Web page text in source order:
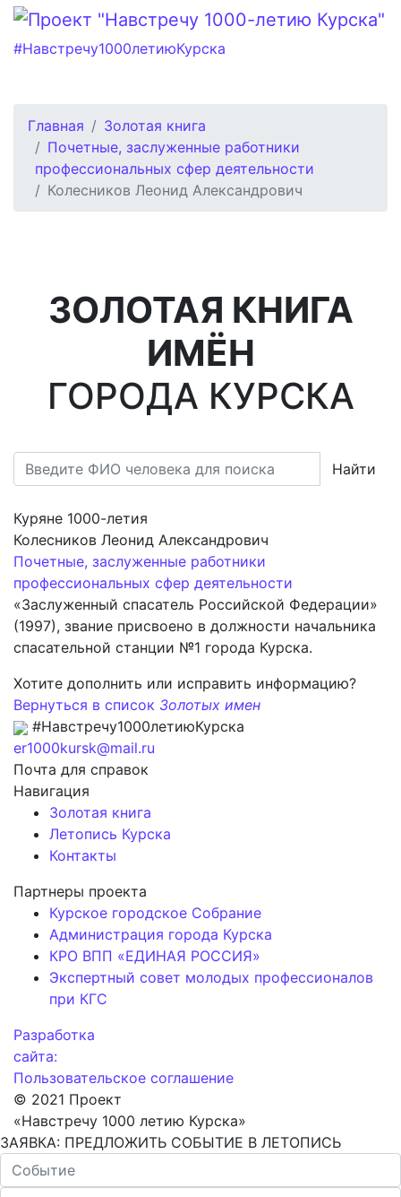
#Навстречу1000летиюКурска
Главная
Золотая книга
Почетные, заслуженные работники
профессиональных сфер деятельности
Колесников Леонид Александрович
ЗОЛОТАЯ КНИГА
ИМЁН
ГОРОДА КУРСКА
Найти
Куряне 1000-летия
Колесников Леонид Александрович
Почетные, заслуженные работники
профессиональных сфер деятельности
«Заслуженный спасатель Российской Федерации»
(1997), звание присвоено в должности начальника
спасательной станции №1 города Курска.
Хотите дополнить или исправить информацию?
Вернуться в список Золотых имен
#Навстречу1000летиюКурска
er1000kursk@mail.ru
Почта для справок
Навигация
Золотая книга
Летопись Курска
Контакты
Партнеры проекта
Курское городское Собрание
Администрация города Курска
КРО ВПП «ЕДИНАЯ РОССИЯ»
Экспертный совет молодых профессионалов
при КГС
Разработка
сайта:
Пользовательское соглашение
© 2021 Проект
«Навстречу 1000 летию Курска»
ЗАЯВКА: ПРЕДЛОЖИТЬ СОБЫТИЕ В ЛЕТОПИСЬ